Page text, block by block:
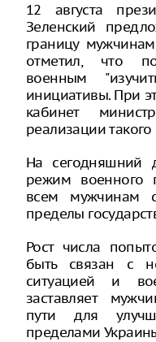
12 августа
Зеленский
границу
отметил, что
военным
инициативы. При
кабинет
реализации
На сегодняшний
режим военного
всем мужчинам
пределы
Рост числа
быть связан с
ситуацией и
заставляет
пути для
пределами